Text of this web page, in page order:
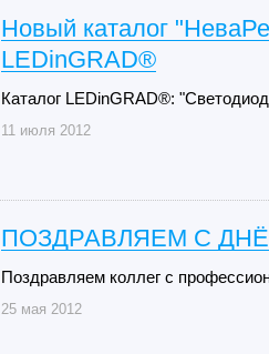
Новый каталог
LEDinGRAD®
Каталог LEDinGRAD®:
11 июля 2012
ПОЗДРАВЛЯЕМ С
Поздравляем коллег с
25 мая 2012